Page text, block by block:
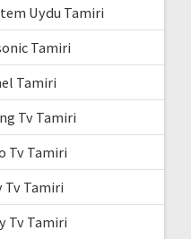
Uydu Tamiri
Tamiri
Tamiri
Tv Tamiri
Tv Tamiri
Tv Tamiri
Tv Tamiri